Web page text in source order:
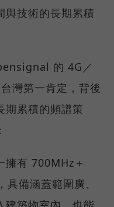
與技術的長期累積
的 4G／
灣第一肯定，背後
期累積的頻譜策
擁有 700MHz＋
備涵蓋範圍廣、